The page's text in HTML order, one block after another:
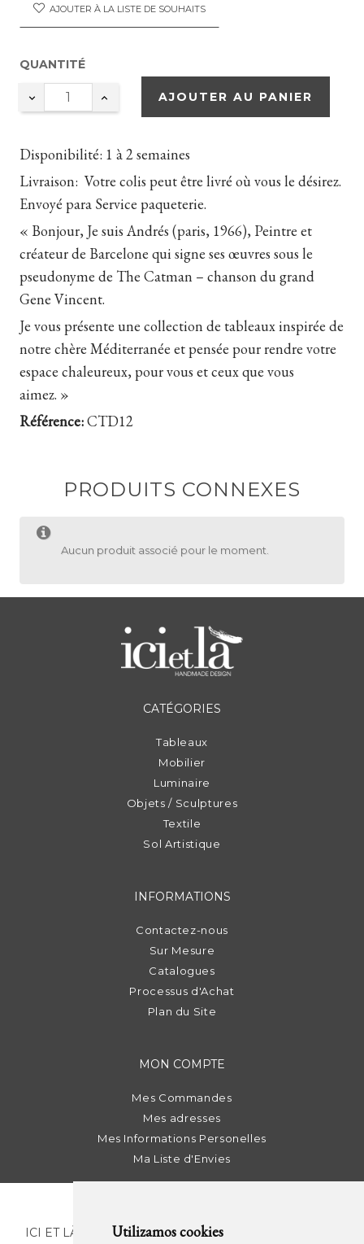
Utilizamos cookies
AJOUTER À LA LISTE DE SOUHAITS
QUANTITÉ
AJOUTER AU PANIER
Disponibilité: 1 à 2 semaines
Livraison: Votre colis peut être livré où vous le désirez.
Envoyé para Service paqueterie.
« Bonjour, Je suis Andrés (paris, 1966), Peintre et
créateur de Barcelone qui signe ses œuvres sous le
pseudonyme de The Catman – chanson du grand
Gene Vincent.
Je vous présente une collection de tableaux inspirée de
notre chère Méditerranée et pensée pour rendre votre
espace chaleureux, pour vous et ceux que vous
aimez. »
Référence:CTD12
PRODUITS CONNEXES
Aucun produit associé pour le moment.
CATÉGORIES
Tableaux
Mobilier
Luminaire
Objets / Sculptures
Textile
Sol Artistique
INFORMATIONS
Contactez-nous
Sur Mesure
Catalogues
Processus d'Achat
Plan du Site
MON COMPTE
Mes Commandes
Mes adresses
Mes Informations Personelles
Ma Liste d'Envies
ICI ET LÀ | C/ Sant Pere Més Alt, 43 | 08003 Barcelona.